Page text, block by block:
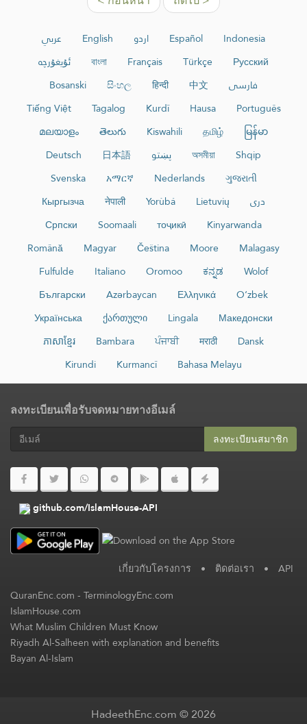
عربي English اردو Español
Indonesia
ئۇيغۇرچە
বাংলা Français Türkçe
Русский
Bosanski
සිංහල हिन्दी 中文
فارسی
Tiếng Việt
Tagalog Kurdî Hausa
Português
മലയാളം
తెలుగు Kiswahili தமிழ்
မြန်မာ
Deutsch
日本語 پښتو অসমীয়া
Shqip
Svenska
አማርኛ Nederlands
ગુજરાતી
Кыргызча
नेपाली Yorùbá Lietuvių
دری
Српски
Soomaali тоҷикӣ
Kinyarwanda
Română
Magyar Čeština Moore
Malagasy
Fulfulde
Italiano Oromoo ಕನ್ನಡ
Wolof
Български
Azərbaycan Ελληνικά
O‘zbek
Українська
ქართული Lingala
Македонски
ភាសាខ្មែរ
Bambara ਪੰਜਾਬੀ मराठी
Dansk
Kirundi
Kurmancî Bahasa Melayu
ลงทะเบียนเพื่อรับจดหมายทางอีเมล์
ลงทะเบียนสมาชิก​
github.com/IslamHouse-API
เกี่ยวกับโครงการ • ติดต่อเรา • API
QuranEnc.com-TerminologyEnc.com
IslamHouse.com
What Muslim Children Must Know
Riyadh Al-Salheen with explanation and benefits
Bayan Al-Islam
HadeethEnc.com © 2026